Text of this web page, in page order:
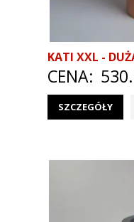
KATI XXL -
CENA:
SZCZEGÓŁY